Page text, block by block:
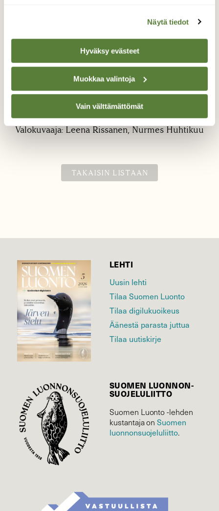
Näytä tiedot
Hyväksy evästeet
Muokkaa valintoja
Vain välttämättömät
Revontuli tanssi
Hienot pääsiäistulet
Valokuvaaja: Leena Rissanen, Nurmes Huhtikuu
TAKAISIN LISTAAN
LEHTI
Uusin lehti
Tilaa Suomen Luonto
Tilaa digilukuoikeus
Äänestä parasta juttua
Tilaa uutiskirje
SUOMEN LUONNON­
SUOJELU­LIITTO
Suomen Luonto -lehden
kustantaja onSuomen
luonnonsuojelu­liitto.